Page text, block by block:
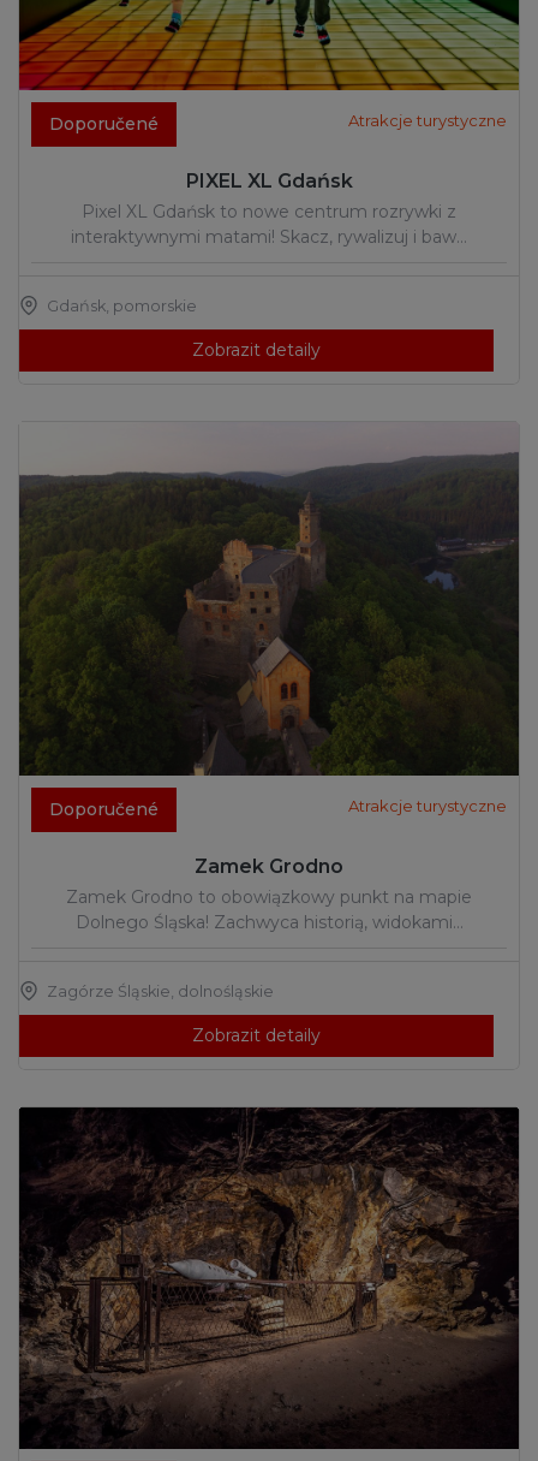
Doporučené Atrakcje turystyczne
PIXEL XL Gdańsk
Pixel XL Gdańsk to nowe centrum rozrywki z
interaktywnymi matami! Skacz, rywalizuj i baw…
Gdańsk pomorskie
Zobrazit detaily
Doporučené Atrakcje turystyczne
Zamek Grodno
Zamek Grodno to obowiązkowy punkt na mapie
Dolnego Śląska! Zachwyca historią, widokami…
Zagórze Śląskie dolnośląskie
Zobrazit detaily